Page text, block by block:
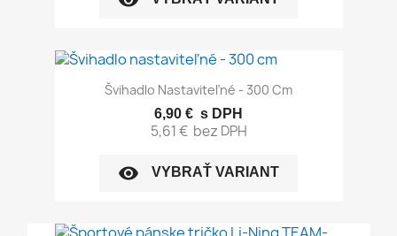
Švihadlo Nastaviteľné - 300 Cm
6,90 € s DPH
5,61 € bez DPH
visibility VYBRAŤ VARIANT